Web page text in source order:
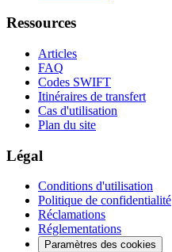
Ressources
Articles
FAQ
Codes SWIFT
Itinéraires de transfert
Cas d'utilisation
Plan du site
Légal
Conditions d'utilisation
Politique de confidentialité
Réclamations
Réglementations
Paramètres des cookies